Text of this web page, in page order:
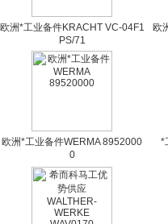
欧洲*工业备件KRACHT VC-04F1
PS/71
欧
欧洲*工业备件WERMA 8952000
0
*